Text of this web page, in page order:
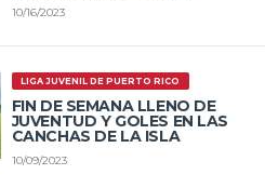
10/16/2023
LIGA JUVENIL DE PUERTO RICO
FIN DE SEMANA LLENO DE
JUVENTUD Y GOLES EN LAS
CANCHAS DE LA ISLA
10/09/2023